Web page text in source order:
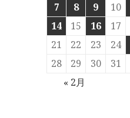
7
8 9 10
14
15 16 17
21
22 23 24
28
29 30
31
« 2月